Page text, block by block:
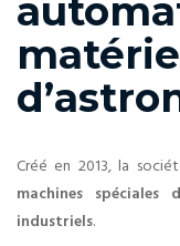
Créé en 2013, la
machines
industriels.